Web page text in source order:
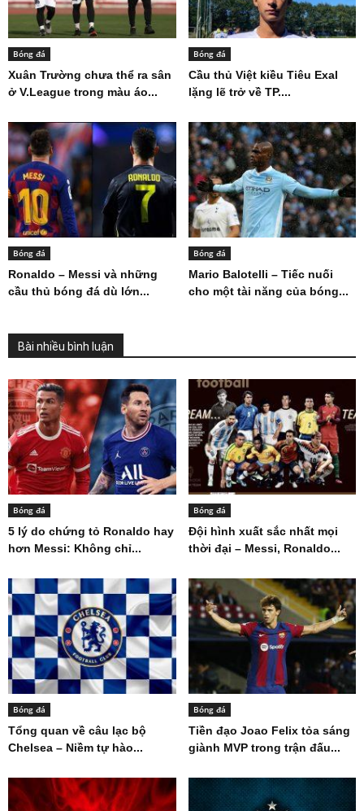
Bóng đá
Xuân Trường chưa thể ra sân
ở V.League trong màu áo...
Bóng đá
Cầu thủ Việt kiều Tiêu Exal
lặng lẽ trở về TP....
Bóng đá
Ronaldo – Messi và những
cầu thủ bóng đá dù lớn...
Bóng đá
Mario Balotelli – Tiếc nuối
cho một tài năng của bóng...
Bài nhiều bình luận
Bóng đá
5 lý do chứng tỏ Ronaldo hay
hơn Messi: Không chỉ...
Bóng đá
Đội hình xuất sắc nhất mọi
thời đại – Messi, Ronaldo...
Bóng đá
Tổng quan về câu lạc bộ
Chelsea – Niềm tự hào...
Bóng đá
Tiền đạo Joao Felix tỏa sáng
giành MVP trong trận đấu...